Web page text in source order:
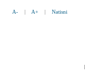
A- | A+ | Natisni